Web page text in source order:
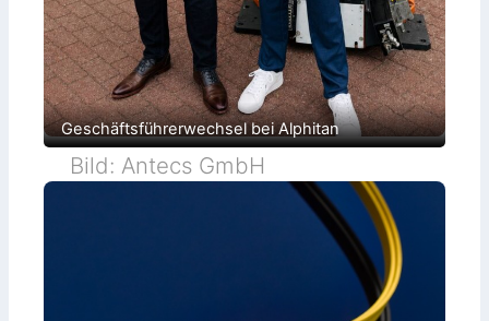
Geschäftsführerwechsel bei Alphitan
Bild: Antecs GmbH